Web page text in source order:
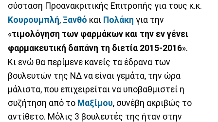
σύσταση Προανακριτικής Επιτροπής για τους κ.κ.
Κουρουμπλή, Ξανθό και Πολάκη για την
«τιμολόγηση των φαρμάκων και την εν γένει
φαρμακευτική δαπάνη τη διετία 2015-2016».
Κι ενώ θα περίμενε κανείς τα έδρανα των
βουλευτών της ΝΔ να είναι γεμάτα, την ώρα
μάλιστα, που επιχειρείται να υποβαθμιστεί η
συζήτηση από το Μαξίμου, συνέβη ακριβώς το
αντίθετο. Μόλις 3 βουλευτές της ήταν στην